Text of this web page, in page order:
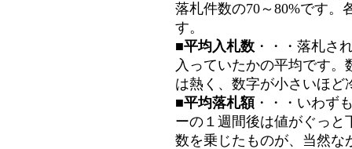
落札件数の70～80%です。
す。
■平均入札数 ・・・落札さ
入っていたかの平均です
は熱く、数字が小さいほど
■平均落札額 ・・・いわず
ーの１週間後は値がぐっと
数を乗じたものが、当然な